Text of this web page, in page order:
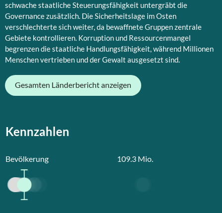
schwache staatliche Steuerungsfähigkeit untergräbt die
Governance zusätzlich. Die Sicherheitslage im Osten
verschlechterte sich weiter, da bewaffnete Gruppen zentrale
Gebiete kontrollieren. Korruption und Ressourcenmangel
begrenzen die staatliche Handlungsfähigkeit, während Millionen
Menschen vertrieben und der Gewalt ausgesetzt sind.
Gesamten Länderbericht anzeigen
Kennzahlen
Bevölkerung 109.3 Mio.